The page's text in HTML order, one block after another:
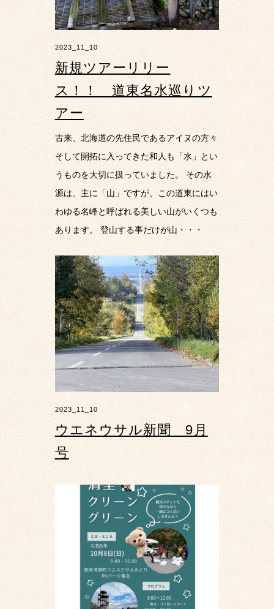
2023_11_10
新規ツアーリリー
ス！！ 道東名水巡りツ
アー
古来、北海道の先住民であるアイヌの方々
そして開拓に入ってきた和人も「水」とい
うものを大切に扱っていました。 その水
源は、主に「山」ですが、この道東にはい
わゆる名峰と呼ばれる美しい山がいくつも
あります。 登山する事だけが山・・・
2023_11_10
ウエネウサル新聞 9月
号